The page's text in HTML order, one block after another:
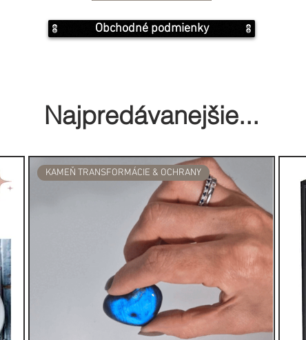
bylinky a kadidelnica /resp.
svojho zväzku posvätných
horieť. Potom jemne
misy, aby
za posvätnú očistnú
začali tradíciu spaľovania
svojich obradov čistenia a
človeka od zlých duchov
šalvie je rituál známy ako
je očistný obrad, ktorý pomáha
Obchodné podmienky
Najpredávanejšie...
KAMEŇ TRANSFORMÁCIE & OCHRANY